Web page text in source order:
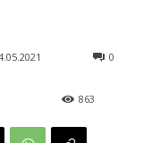
0
863